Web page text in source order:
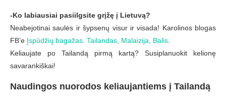
-Ko labiausiai pasiilgsite grįžę į Lietuvą?
Neabejotinai saulės ir šypsenų visur ir visada! Karolinos blogas
FB’e Įspūdžių bagažas. Tailandas, Malaizija, Balis
Keliaujate po Tailandą pirmą kartą? Susiplanuokit kelionę
savarankiškai!
Naudingos nuorodos keliaujantiems į Tailandą